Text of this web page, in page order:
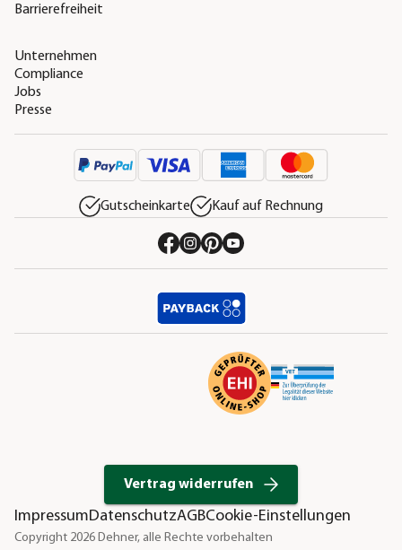
Barrierefreiheit
Unternehmen
Compliance
Jobs
Presse
Gutscheinkarte Kauf auf Rechnung
Vertrag widerrufen
ImpressumDatenschutzAGBCookie-Einstellungen
Copyright 2026 Dehner, alle Rechte vorbehalten